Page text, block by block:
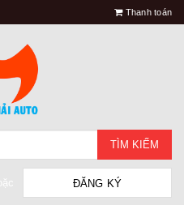
Thanh toán
TÌM KIẾM
ĐĂNG KÝ